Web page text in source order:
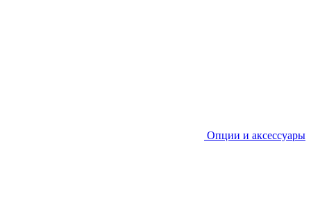
Опции и аксессуары